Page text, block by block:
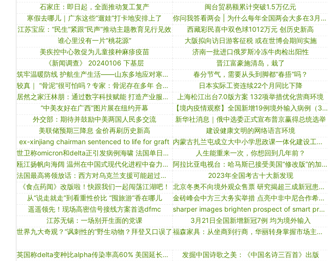
石家庄：即日起，全面推动复工复产
闽台贸易额累计突破1.5万亿元
寒假去哪儿｜广东这些“遛娃”打卡地安排上了
你问我答看两会 | 为什么每年全国两会大多在3月份开？
江苏宝应：“民生”紧跟“民声”推动主题教育见行见效
西藏彩民喜中双色球1012万元 创历史新高
谁心里没有一片“桃花源”
大阪拟向访日游客征税 或在世博会期间实施
美疾控中心敦促为儿童接种麻疹疫苗
济南一批进口俄罗斯冷冻牛肉检出阳性
《新闻调查》 20240106 下基层
晋江富豪施清岛，栽了
筑牢温暖防线 护航生产生活——山东多地应对寒潮天气扫描
春分节气，需要从头到脚都“春捂”吗？
较真｜ “骨泥”很可怕吗？专家：骨泥存在多年 合规就能吃
日本实际工资连续22个月同比下降
居然之家汪林朋：通过数字科技赋能 打造产业服务平台
上海松江出台7.0版方案 132项举措优化营商环境
“中美友好在广西”图片展在纽约开幕
【境内疫情观察】全国新增19例境外输入病例（3月7日）
外交部：期待并鼓励中美两国人民多交流
新华社消息｜俄中选委正式宣布普京赢得总统选举
美联储预期三降息 金价再刷历史新高
建设健康文明的网络语言环境
ex-xinjiang chairman sentenced to life for graft
内蒙古扎兰屯成立大中小学思政课一体化建设工作坊
世卫称omicron和delta正引发病例海啸 法国单日病例超20万｜大流行手记（12月29日）
人生能重来一次，你想回到几年前？
瓯江扬帆向海阔 温州在中国式现代化进程中奋力续写创新史
阿拉比亚电视台：哈马斯已接受美国“修改版”的加沙地带停火协议
法国最高将领放话：西方对乌克兰支援可能超过武器供应
2023年全国考古十大新发现
《食点药闻》改版啦！快跟我们一起闯荡江湖吧！
北京冬奥不向境外观众售票 研究揭超三成新冠患者现长期症状｜大流行手记（9月29日）
从“说走就走”到看重性价比 “囤旅游”香在哪儿
金砖峰会中方三大务实举措 点亮中非中尼合作希望之光
遥遥领先！现场高密信号接线方案首选dfmc
sharper images brighten prospect of smart projectors
江苏无锡：一场别开生面的党课
3月21日全国新增新冠7例 均为境外输入
世界九大奇观？“讽刺性的”野生动物？拜登又口误了
福森家具：从坐商到行商，华丽转身掌握市场主动权
英国称delta变种比alpha传染率高60% 美国延长强生疫苗有效期｜大流行手记（6月12日）
发掘中国诗歌之美：《中国名诗三百首》出版